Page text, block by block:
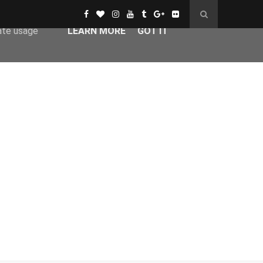
agent
usage
LEARN MORE GOT IT